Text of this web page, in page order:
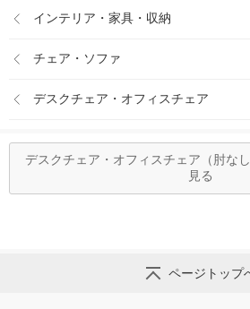
インテリア・家具・収納
チェア・ソファ
デスクチェア・オフィスチェア
デスクチェア・オフィスチェア（肘な
見る
ページトップ